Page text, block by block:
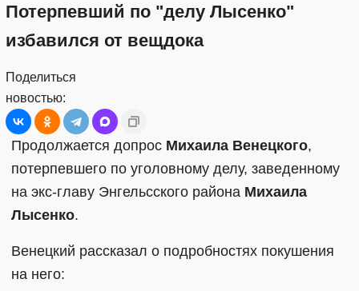
Потерпевший по "делу Лысенко"
избавился от вещдока
Поделиться
новостью:
Продолжается допрос Михаила Венецкого,
потерпевшего по уголовному делу, заведенному
на экс-главу Энгельсского района Михаила
Лысенко.
Венецкий рассказал о подробностях покушения
на него: